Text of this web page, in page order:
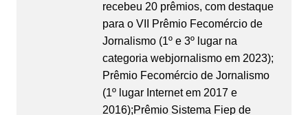
recebeu 20 prêmios, com destaque
para o VII Prêmio Fecomércio de
Jornalismo (1º e 3º lugar na
categoria webjornalismo em 2023);
Prêmio Fecomércio de Jornalismo
(1º lugar Internet em 2017 e
2016);Prêmio Sistema Fiep de